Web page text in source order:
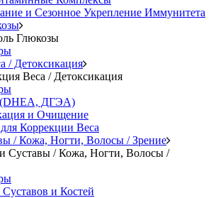
и Сезонное Укрепление Иммунитета
Глюкозы
/ Детоксикация
Веса / Детоксикация
ДГЭА)
и Очищение
Коррекции Веса
/ Кожа, Ногти, Волосы / Зрение
Суставы / Кожа, Ногти, Волосы /
Суставов и Костей